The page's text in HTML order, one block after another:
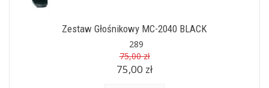
Zestaw Głośnikowy MC-2040 BLACK
289
75,00 zł
75,00 zł